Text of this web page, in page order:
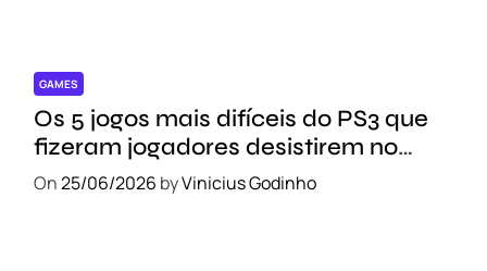
GAMES
Os 5 jogos mais difíceis do PS3 que
fizeram jogadores desistirem no
meio do caminho
On25/06/2026 byVinicius Godinho